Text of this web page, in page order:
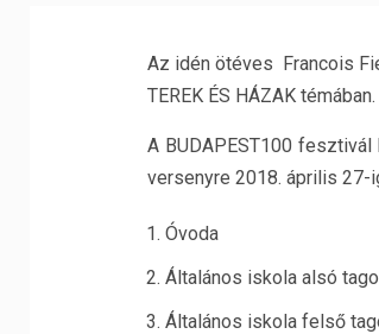
Az idén ötéves Francois
TEREK ÉS HÁZAK témában.
A BUDAPEST100
versenyre 2018. április 27-
Óvoda
Általános iskola alsó
Általános iskola felső